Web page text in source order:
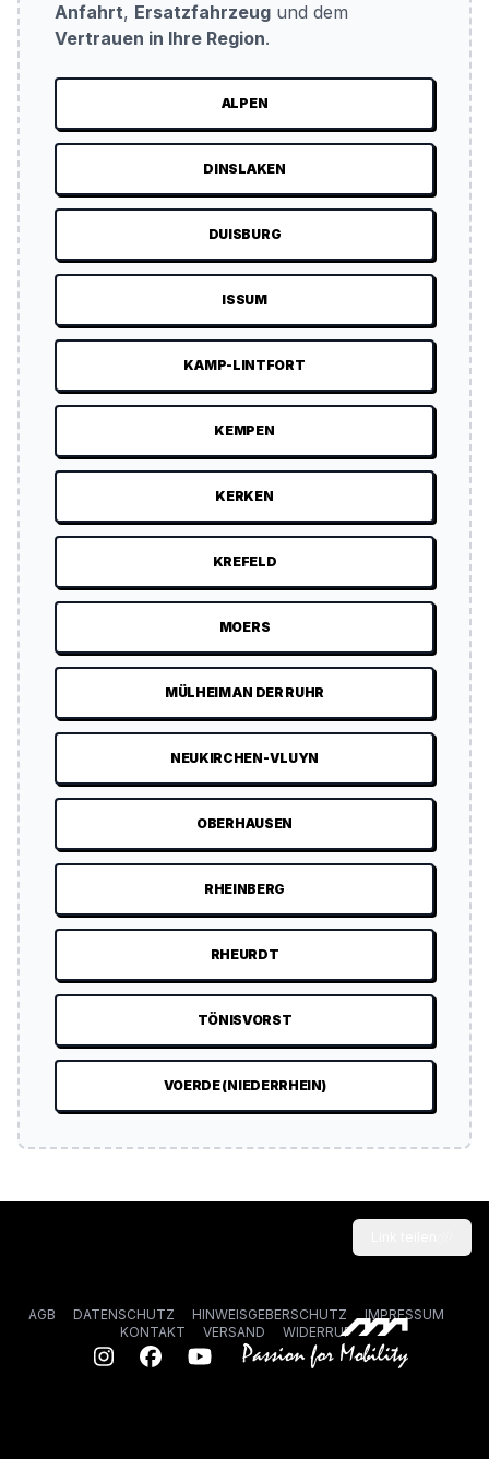
Anfahrt, Ersatzfahrzeug und dem
Vertrauen in Ihre Region.
ALPEN
DINSLAKEN
DUISBURG
ISSUM
KAMP-LINTFORT
KEMPEN
KERKEN
KREFELD
MOERS
MÜLHEIM AN DER RUHR
NEUKIRCHEN-VLUYN
OBERHAUSEN
RHEINBERG
RHEURDT
TÖNISVORST
VOERDE (NIEDERRHEIN)
AGB DATENSCHUTZ HINWEISGEBERSCHUTZ
IMPRESSUM
KONTAKT
VERSAND WIDERRUF